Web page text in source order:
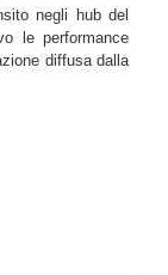
negli hub del
le performance
diffusa dalla